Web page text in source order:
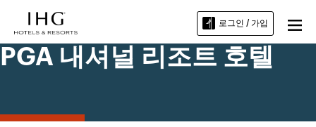
로그인 / 가입
PGA 내셔널 리조트 호텔